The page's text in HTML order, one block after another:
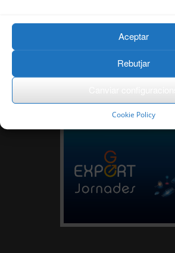
Aceptar
Rebutjar
Cookie Policy